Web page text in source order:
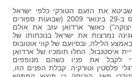
שביטא את הזעם הטורקי כלפי ישראל
התרחש במהלך פסגת דאבוס ב-29 בינואר 2009 (שבועות ספורים
כאשר ארדואן עזב את אולם
נמרצות את ישראל בנוכחותו של
הלילה, ובסיועם של קווי אוטובוס
איסטנבול, החלו תומכיו של ארדואן
לקבל את פניו כשהם מנופפים
פלסטין וטורקיה. קבלת הפנים הזו,